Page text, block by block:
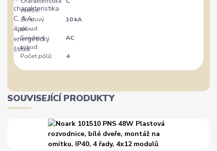
zátěže:
Zkratový
proud:
10 kA
Svodový
proud:
AC
Počet pólů: 4
SOUVISEJÍCÍ PRODUKTY